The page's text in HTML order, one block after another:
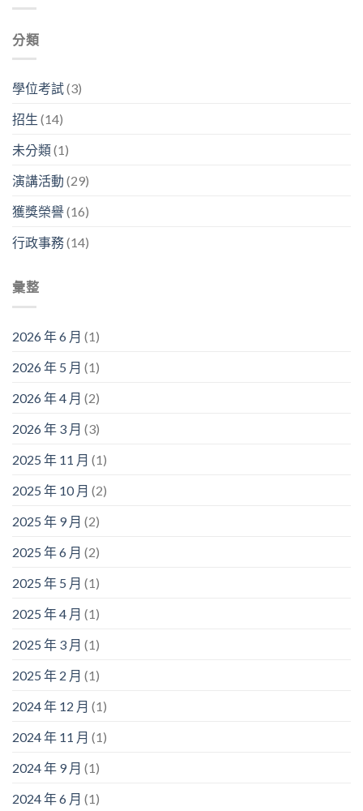
廊
舉
中
中
後
幹
中
享
看
板
文
賽〉
授
系
演
中
分類
學位考試(3)
招生 (14)
未分類(1)
演講活動 (29)
獲獎榮譽(16)
行政事務(14)
彙整
2026 年 6 月 (1)
2026 年 5 月 (1)
2026 年 4 月 (2)
2026 年 3 月 (3)
2025 年 11 月 (1)
2025 年 10 月 (2)
2025 年 9 月 (2)
2025 年 6 月 (2)
2025 年 5 月 (1)
2025 年 4 月 (1)
2025 年 3 月 (1)
2025 年 2 月 (1)
2024 年 12 月 (1)
2024 年 11 月 (1)
2024 年 9 月 (1)
2024 年 6 月 (1)